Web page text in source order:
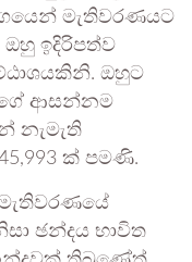
මැතිවරණයට
ඉදිරිපත්ව
ඔහුට
ආසන්නම
නැමැති
ක් පමණි.
ඡන්දය භාවිත